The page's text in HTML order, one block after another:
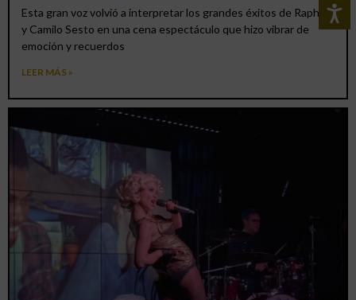
Esta gran voz volvió a interpretar los grandes éxitos de Raphael
y Camilo Sesto en una cena espectáculo que hizo vibrar de
emoción y recuerdos
LEER MÁS »